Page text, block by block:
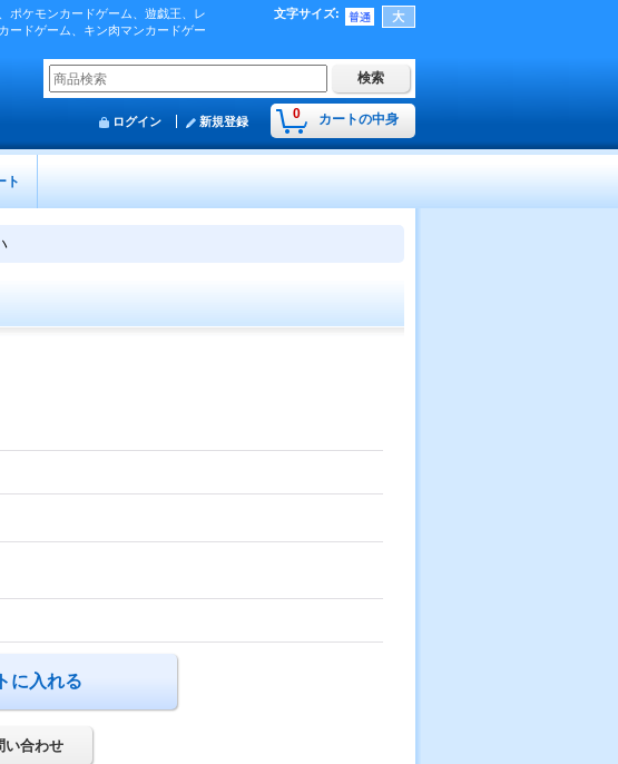
ポケモンカードゲーム、遊戯王、レ
ードゲーム、キン肉マンカードゲー
文字サイズ:
0 カートの中身
ログイン 新規登録
ト
い合わせ